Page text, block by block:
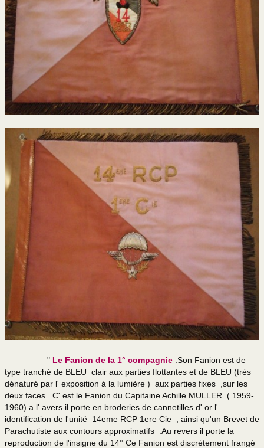
" Le Fanion de la 1° compagnie .Son Fanion est de
type tranché de BLEU clair aux parties flottantes et de BLEU (très
dénaturé par l' exposition à la lumière ) aux parties fixes ,sur les
deux faces . C' est le Fanion du Capitaine Achille MULLER ( 1959-
1960) a l' avers il porte en broderies de cannetilles d' or l'
identification de l'unité 14eme RCP 1ere Cie , ainsi qu'un Brevet de
Parachutiste aux contours approximatifs .Au revers il porte la
reproduction de l'insigne du 14° Ce Fanion est discrétement frangé